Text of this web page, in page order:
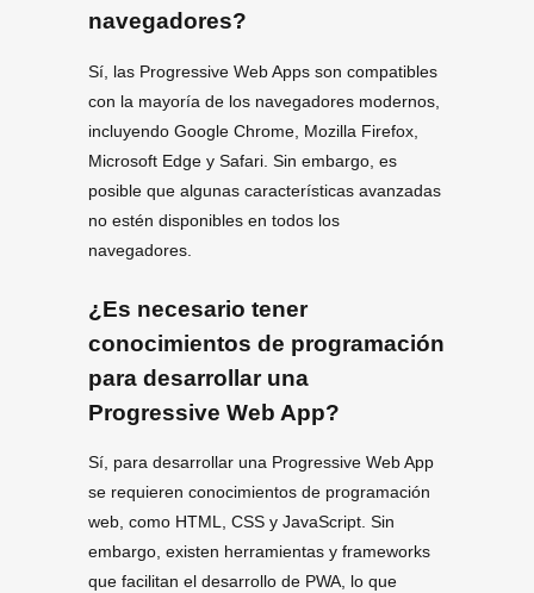
navegadores?
Sí, las Progressive Web Apps son compatibles
con la mayoría de los navegadores modernos,
incluyendo Google Chrome, Mozilla Firefox,
Microsoft Edge y Safari. Sin embargo, es
posible que algunas características avanzadas
no estén disponibles en todos los
navegadores.
¿Es necesario tener
conocimientos de programación
para desarrollar una
Progressive Web App?
Sí, para desarrollar una Progressive Web App
se requieren conocimientos de programación
web, como HTML, CSS y JavaScript. Sin
embargo, existen herramientas y frameworks
que facilitan el desarrollo de PWA, lo que